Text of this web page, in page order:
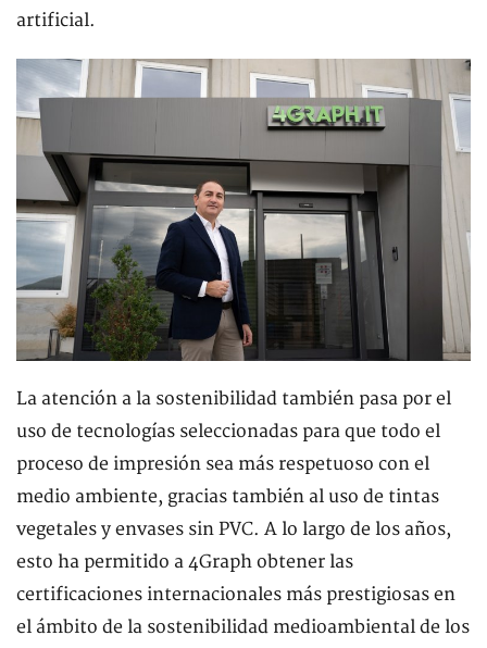
artificial.
La atención a la sostenibilidad también pasa por el
uso de tecnologías seleccionadas para que todo el
proceso de impresión sea más respetuoso con el
medio ambiente, gracias también al uso de tintas
vegetales y envases sin PVC. A lo largo de los años,
esto ha permitido a 4Graph obtener las
certificaciones internacionales más prestigiosas en
el ámbito de la sostenibilidad medioambiental de los